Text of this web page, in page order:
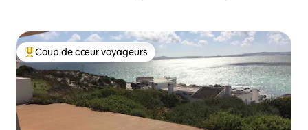
Coups de cœur voyageurs les plus appréciés
Coup de cœur voyageurs